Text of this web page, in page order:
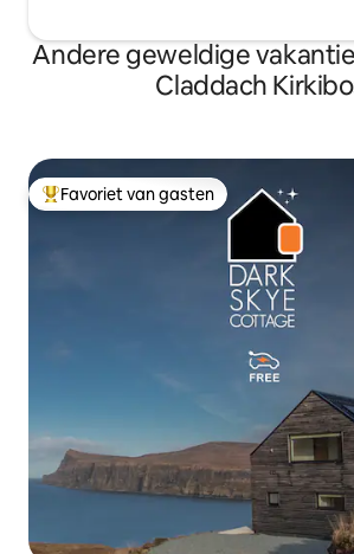
Andere geweldige
Claddach
Topfavoriet van gasten
Favoriet van gasten